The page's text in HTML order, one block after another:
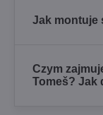
Jak montuje
Czym
Tomeš? Jak